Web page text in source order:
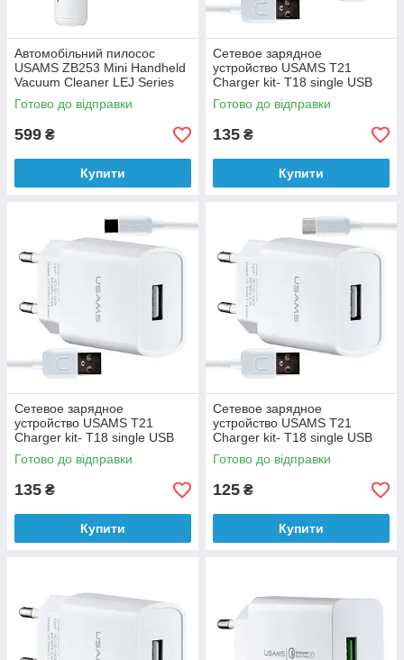
Автомобільний пилосос
USAMS ZB253 Mini Handheld
Vacuum Cleaner LEJ Series
White
Готово до відправки
599 ₴
Купити
Сетевое зарядное
устройство USAMS T21
Charger kit- T18 single USB
EU charger + Lightning cable
White
Готово до відправки
135 ₴
Купити
Сетевое зарядное
устройство USAMS T21
Charger kit- T18 single USB
EU charger + Type-C cable
White
Готово до відправки
135 ₴
Купити
Сетевое зарядное
устройство USAMS T21
Charger kit- T18 single USB
EU charger + Micro cable
White
Готово до відправки
125 ₴
Купити